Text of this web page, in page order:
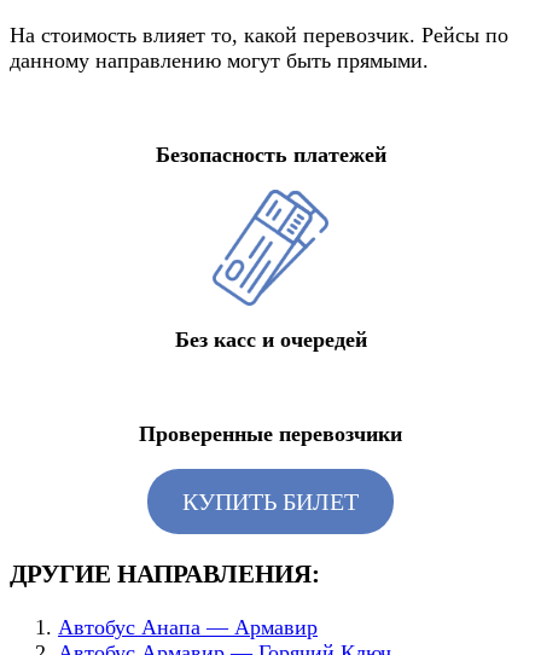
На стоимость влияет то, какой перевозчик. Рейсы по
данному направлению могут быть прямыми.
Безопасность платежей
Без касс и очередей
Проверенные перевозчики
КУПИТЬ БИЛЕТ
ДРУГИЕ НАПРАВЛЕНИЯ:
Автобус Анапа — Армавир